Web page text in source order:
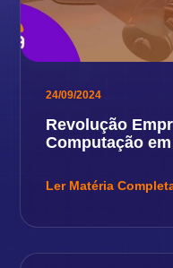
24/09/2024
Revolução
Computação
Ler Matéria